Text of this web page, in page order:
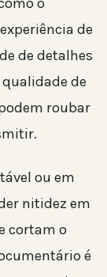
de
de detalhes
de
roubar
ou em
nitidez em
cortam o
é